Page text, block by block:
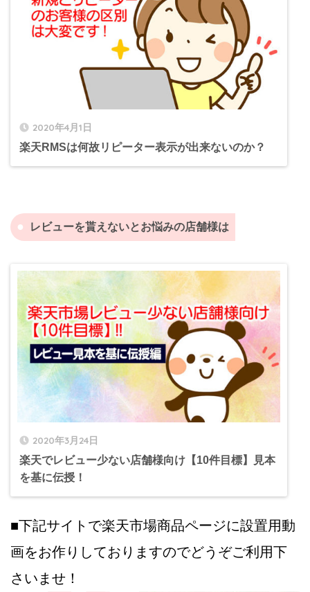
2020年4月1日
楽天RMSは何故リピーター表示が出来ないのか？
レビューを貰えないとお悩みの店舗様は
2020年3月24日
楽天でレビュー少ない店舗様向け【10件目標】見本
を基に伝授！
■下記サイトで楽天市場商品ページに設置用動
画をお作りしておりますのでどうぞご利用下
さいませ！